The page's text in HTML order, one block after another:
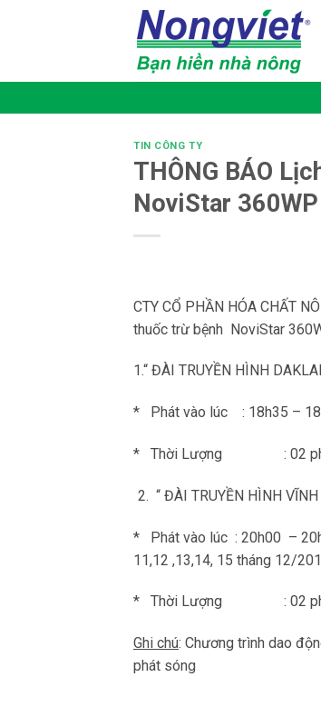
dung
TIN CÔNG TY
THÔNG BÁO
NoviStar 360WP
CTY CỔ PHẦN HÓA CHẤT
thuốc trừ bệnh NoviStar
1.“ ĐÀI TRUYỀN HÌNH
* Phát vào lúc : 18h35 –
* Thời Lượng : 02
“ ĐÀI TRUYỀN HÌNH
* Phát vào lúc : 20h00 –
11,12 ,13,14, 15 tháng 12/
* Thời Lượng : 02
Ghi chú: Chương trình dao
phát sóng